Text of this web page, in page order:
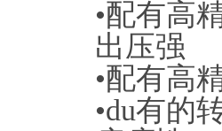
•配有高
出压强
•配有高
•du有的